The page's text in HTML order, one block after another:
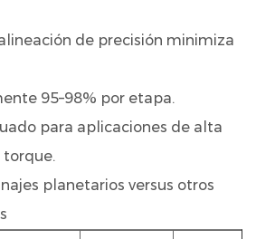
de precisión minimiza
95–98% por etapa.
para aplicaciones de alta
torque.
planetarios versus otros